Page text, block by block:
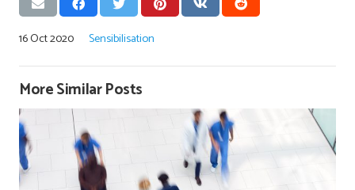
16 Oct 2020 Sensibilisation
More Similar Posts